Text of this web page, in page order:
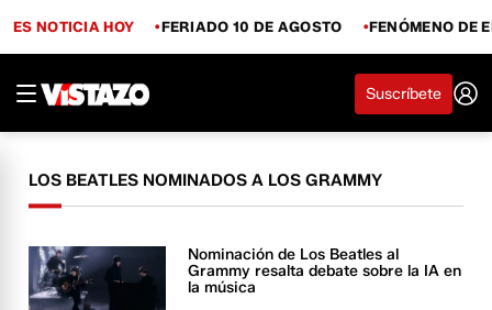
ES NOTICIA HOY FERIADO 10 DE AGOSTO FENÓMENO DE
Suscríbete
LOS BEATLES NOMINADOS A LOS GRAMMY
Nominación de Los Beatles al
Grammy resalta debate sobre la IA en
la música